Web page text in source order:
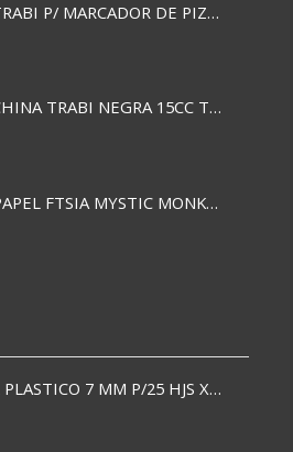
TINTA TRABI P/ MARCADOR DE PIZARRA x30ml ROJO
TINTA CHINA TRABI NEGRA 15CC TR3460
BOLSA PAPEL FTSIA MYSTIC MONKEY 14/08/20
ESPIRAL PLASTICO 7 MM P/25 HJS X50x3000